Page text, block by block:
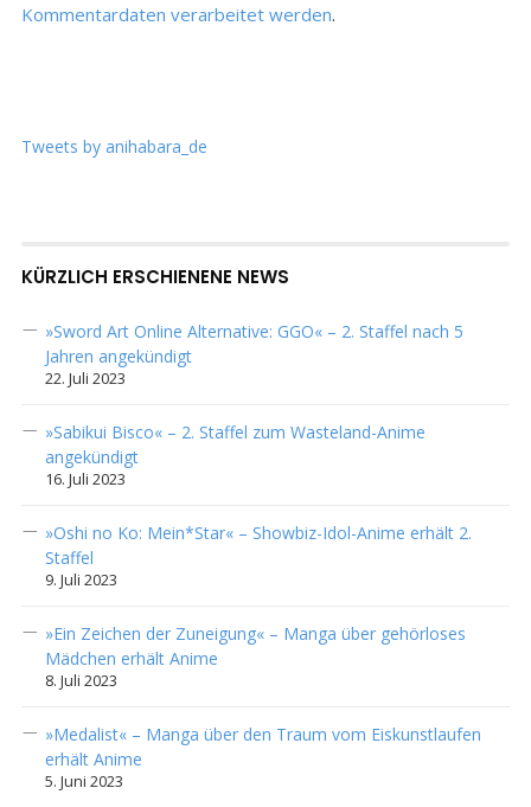
Kommentardaten verarbeitet werden.
Tweets by anihabara_de
KÜRZLICH ERSCHIENENE NEWS
»Sword Art Online Alternative: GGO« – 2. Staffel nach 5
Jahren angekündigt
22. Juli 2023
»Sabikui Bisco« – 2. Staffel zum Wasteland-Anime
angekündigt
16. Juli 2023
»Oshi no Ko: Mein*Star« – Showbiz-Idol-Anime erhält 2.
Staffel
9. Juli 2023
»Ein Zeichen der Zuneigung« – Manga über gehörloses
Mädchen erhält Anime
8. Juli 2023
»Medalist« – Manga über den Traum vom Eiskunstlaufen
erhält Anime
5. Juni 2023